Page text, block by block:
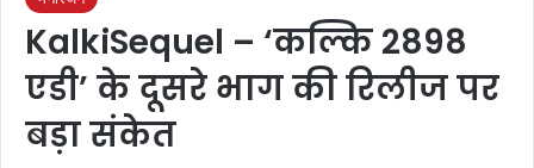
KalkiSequel – ‘कल्कि 2898
एडी’ के दूसरे भाग की रिलीज पर
बड़ा संकेत